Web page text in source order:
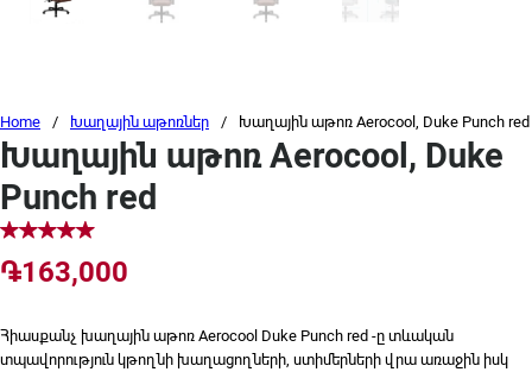
Home / Խաղային աթոռներ / Խաղային աթոռ Aerocool, Duke Punch red
Խաղային աթոռ Aerocool, Duke
Punch red
֏163,000
Հիասքանչ խաղային աթոռ Aerocool Duke Punch red -ը տևական
տպավորություն կթողնի խաղացողների, ստիմերների վրա առաջին իսկ